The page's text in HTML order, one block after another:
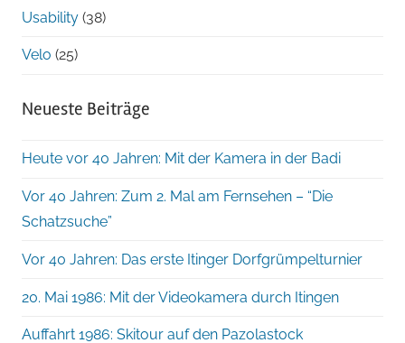
Usability (38)
Velo (25)
Neueste Beiträge
Heute vor 40 Jahren: Mit der Kamera in der Badi
Vor 40 Jahren: Zum 2. Mal am Fernsehen – “Die
Schatzsuche”
Vor 40 Jahren: Das erste Itinger Dorfgrümpelturnier
20. Mai 1986: Mit der Videokamera durch Itingen
Auffahrt 1986: Skitour auf den Pazolastock